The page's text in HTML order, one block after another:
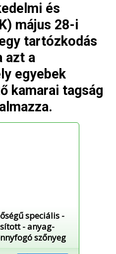
és
május 28-i
tartózkodás
azt a
egyebek
kamarai tagság
speciális -
- anyag-
szőnyeg